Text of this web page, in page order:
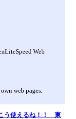
Web
web pages.
う使えるね！！ 東